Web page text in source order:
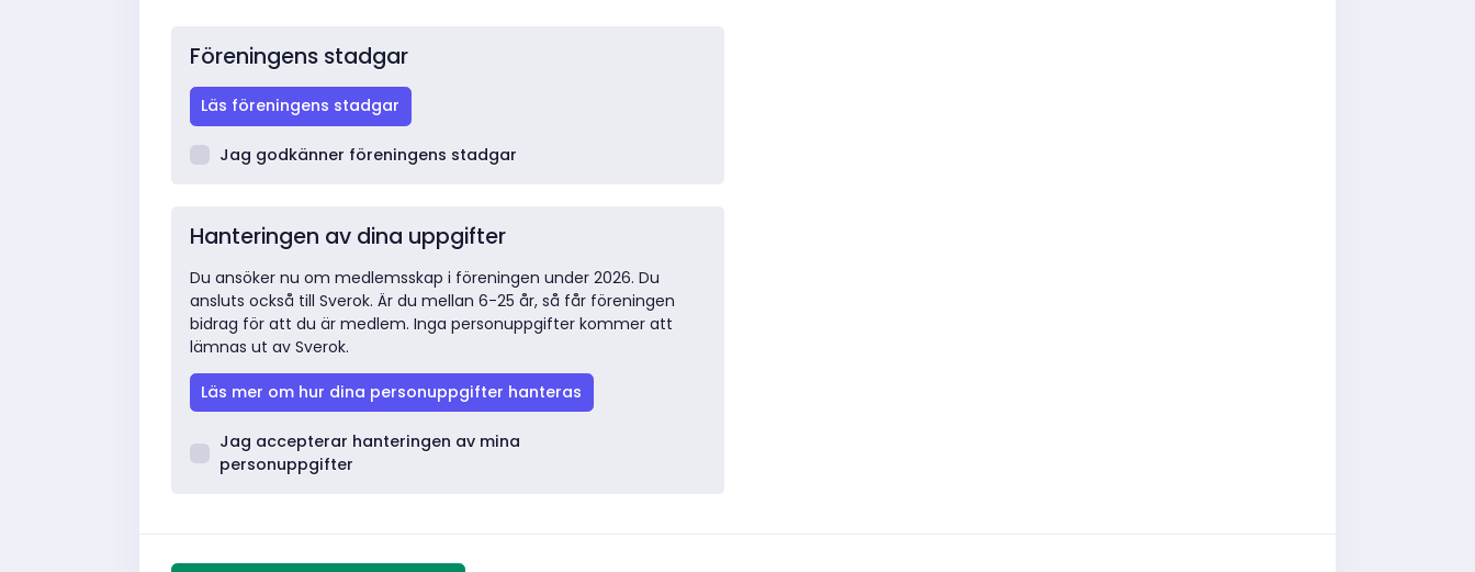
Föreningens stadgar
Läs föreningens stadgar
Jag godkänner föreningens stadgar
Hanteringen av dina uppgifter
Du ansöker nu om medlemsskap i föreningen under 2026. Du
ansluts också till Sverok. Är du mellan 6-25 år, så får föreningen
bidrag för att du är medlem. Inga personuppgifter kommer att
lämnas ut av Sverok.
Läs mer om hur dina personuppgifter hanteras
Jag accepterar hanteringen av mina
personuppgifter